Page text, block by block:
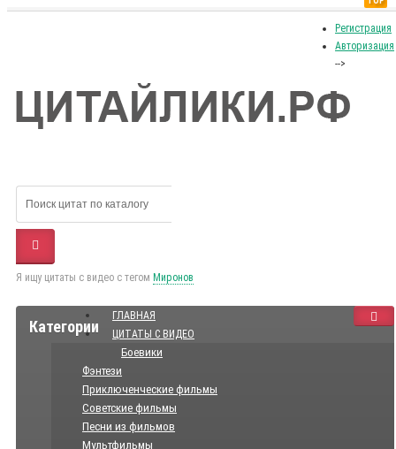
Регистрация
Авторизация
-->
Я ищу цитаты с видео с тегом Миронов
Категории
ГЛАВНАЯ
ЦИТАТЫ С ВИДЕО
Боевики
Фэнтези
Приключенческие фильмы
Советские фильмы
Песни из фильмов
Мультфильмы